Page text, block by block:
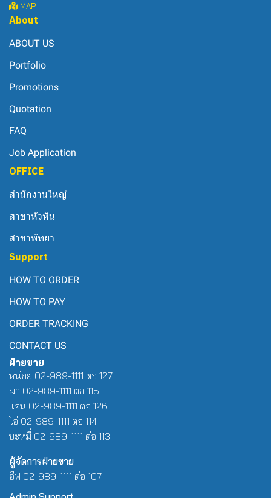
MAP
About
ABOUT US
Portfolio
Promotions
Quotation
FAQ
Job Application
OFFICE
สำนักงานใหญ่
สาขาหัวหิน
สาขาพัทยา
Support
HOW TO ORDER
HOW TO PAY
ORDER TRACKING
CONTACT US
ฝ่ายขาย
หน่อย 02-989-1111 ต่อ 127
มา 02-989-1111 ต่อ 115
แอน 02-989-1111 ต่อ 126
โอ๋ 02-989-1111 ต่อ 114
บะหมี่ 02-989-1111 ต่อ 113
ผู้จัดการฝ่ายขาย
อีฟ 02-989-1111 ต่อ 107